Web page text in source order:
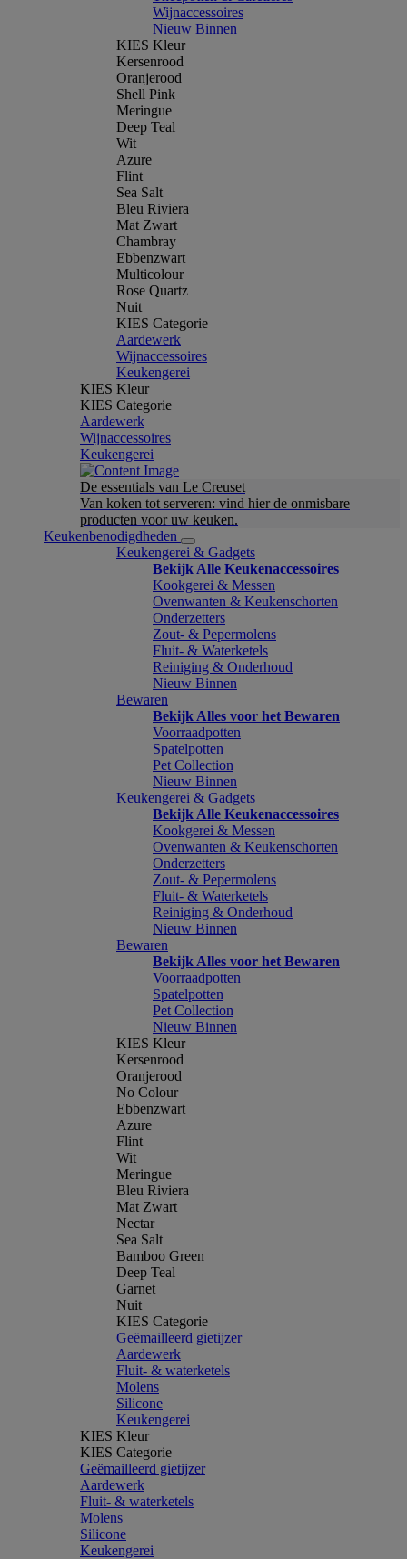
Wijnaccessoires
Nieuw Binnen
KIES Kleur
Kersenrood
Oranjerood
Shell Pink
Meringue
Deep Teal
Wit
Azure
Flint
Sea Salt
Bleu Riviera
Mat Zwart
Chambray
Ebbenzwart
Multicolour
Rose Quartz
Nuit
KIES Categorie
Aardewerk
Wijnaccessoires
Keukengerei
KIES Kleur
KIES Categorie
Aardewerk
Wijnaccessoires
Keukengerei
De essentials van Le Creuset
Van koken tot serveren: vind hier de onmisbare
producten voor uw keuken.
Keukenbenodigdheden
Keukengerei & Gadgets
Bekijk Alle Keukenaccessoires
Kookgerei & Messen
Ovenwanten & Keukenschorten
Onderzetters
Zout- & Pepermolens
Fluit- & Waterketels
Reiniging & Onderhoud
Nieuw Binnen
Bewaren
Bekijk Alles voor het Bewaren
Voorraadpotten
Spatelpotten
Pet Collection
Nieuw Binnen
Keukengerei & Gadgets
Bekijk Alle Keukenaccessoires
Kookgerei & Messen
Ovenwanten & Keukenschorten
Onderzetters
Zout- & Pepermolens
Fluit- & Waterketels
Reiniging & Onderhoud
Nieuw Binnen
Bewaren
Bekijk Alles voor het Bewaren
Voorraadpotten
Spatelpotten
Pet Collection
Nieuw Binnen
KIES Kleur
Kersenrood
Oranjerood
No Colour
Ebbenzwart
Azure
Flint
Wit
Meringue
Bleu Riviera
Mat Zwart
Nectar
Sea Salt
Bamboo Green
Deep Teal
Garnet
Nuit
KIES Categorie
Geëmailleerd gietijzer
Aardewerk
Fluit- & waterketels
Molens
Silicone
Keukengerei
KIES Kleur
KIES Categorie
Geëmailleerd gietijzer
Aardewerk
Fluit- & waterketels
Molens
Silicone
Keukengerei